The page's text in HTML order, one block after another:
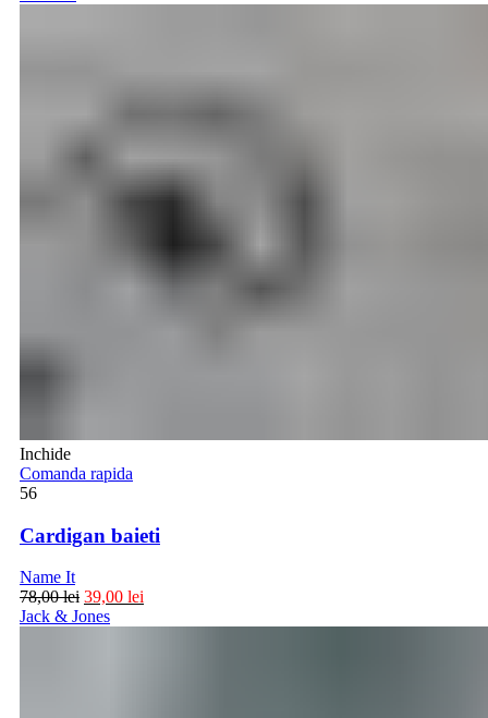
Inchide
Comanda rapida
56
Cardigan baieti
Name It
78,00lei 39,00 lei
Jack & Jones